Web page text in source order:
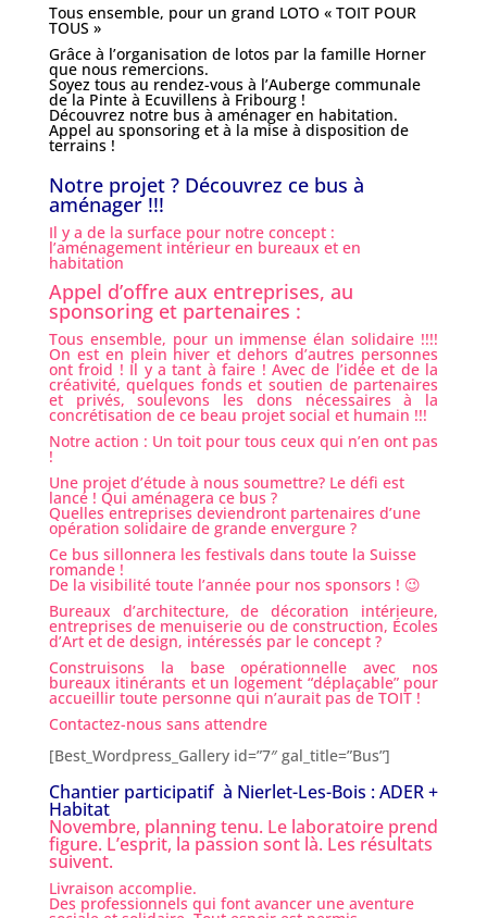
Tous ensemble, pour un grand LOTO « TOIT POUR
TOUS »
Grâce à l’organisation de lotos par la famille Horner
que nous remercions.
Soyez tous au rendez-vous à l’Auberge communale
de la Pinte à Ecuvillens à Fribourg !
Découvrez notre bus à aménager en habitation.
Appel au sponsoring et à la mise à disposition de
terrains !
Notre projet ? Découvrez ce bus à
aménager !!!
Il y a de la surface pour notre concept :
l’aménagement intérieur en bureaux et en
habitation
Appel d’offre aux entreprises, au
sponsoring et partenaires :
Tous ensemble, pour un immense élan solidaire !!!!
On est en plein hiver et dehors d’autres personnes
ont froid ! Il y a tant à faire ! Avec de l’idée et de la
créativité, quelques fonds et soutien de partenaires
et privés, soulevons les dons nécessaires à la
concrétisation de ce beau projet social et humain !!!
Notre action : Un toit pour tous ceux qui n’en ont pas
!
Une projet d’étude à nous soumettre? Le défi est
lancé ! Qui aménagera ce bus ?
Quelles entreprises deviendront partenaires d’une
opération solidaire de grande envergure ?
Ce bus sillonnera les festivals dans toute la Suisse
romande !
De la visibilité toute l’année pour nos sponsors ! 😉
Bureaux d’architecture, de décoration intérieure,
entreprises de menuiserie ou de construction, Écoles
d’Art et de design, intéressés par le concept ?
Construisons la base opérationnelle avec nos
bureaux itinérants et un logement “déplaçable” pour
accueillir toute personne qui n’aurait pas de TOIT !
Contactez-nous sans attendre
[Best_Wordpress_Gallery id=”7″ gal_title=”Bus”]
Chantier participatif à Nierlet-Les-Bois : ADER +
Habitat
Novembre, planning tenu. Le laboratoire prend
figure. L’esprit, la passion sont là. Les résultats
suivent.
Livraison accomplie.
Des professionnels qui font avancer une aventure